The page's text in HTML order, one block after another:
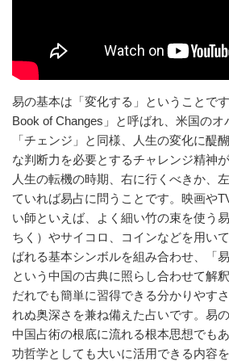
易の基本は「変化する」ということで
Book of Changes」と呼ばれ、米国のオ
「チェンジ」と同様、人生の変化に醍
な判断力を必要とするチャレンジ精神
人生の転機の時期、右に行くべきか、
ていれば易占に問うことです。映画や
い師といえば、よく細い竹の束を使う
ちく）やサイコロ、コインなどを用い
ばれる基本シンボルを組み合わせ、「
という中国の古典に照らし合わせて解
だれでも簡単に習得できる分かりやす
れぬ奥深さを兼ね備えた占いです。易
中国占術の根底に流れる根本思想でも
功哲学としても大いに活用できる内容を